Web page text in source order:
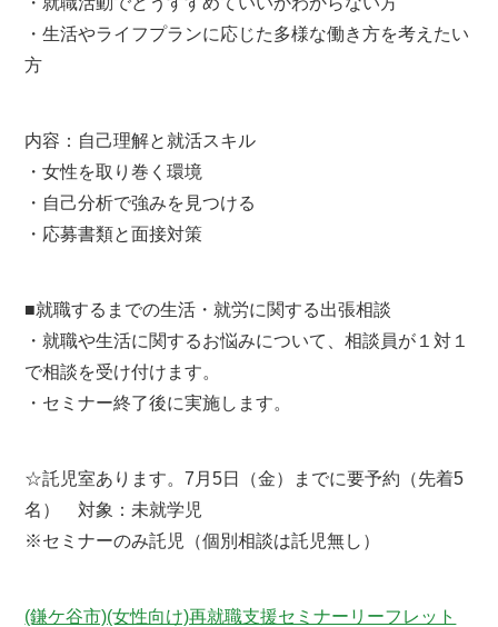
・生活やライフプランに応じた多様な働き方を考えたい
方
内容：自己理解と就活スキル
・女性を取り巻く環境
・自己分析で強みを見つける
・応募書類と面接対策
■就職するまでの生活・就労に関する出張相談
・就職や生活に関するお悩みについて、相談員が１対１
で相談を受け付けます。
・セミナー終了後に実施します。
☆託児室あります。7月5日（金）までに要予約（先着5
名） 対象：未就学児
※セミナーのみ託児（個別相談は託児無し）
(鎌ケ谷市)(女性向け)再就職支援セミナーリーフレット